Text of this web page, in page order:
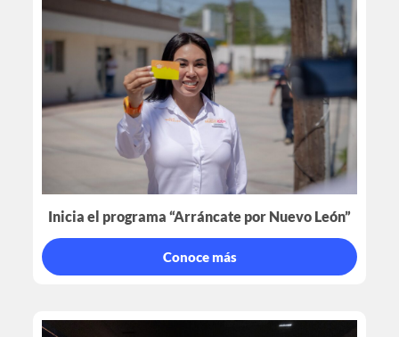
Inicia el programa “Arráncate por Nuevo León”
Conoce más